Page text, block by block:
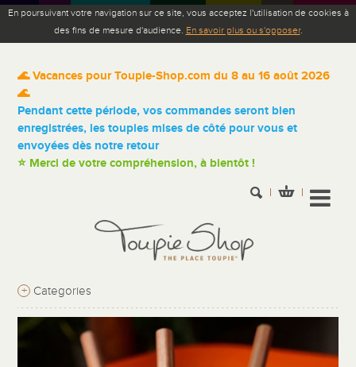
En poursuivant votre navigation sur ce site, vous acceptez l'utilisation de cookies à
des fins de mesure d'audience. En savoir plus ou s'opposer.
🌊 Vacances pour Toupie-Shop.com du 8 au 16 août 2026
🌊
Pendant cette période, vos commandes seront bien
enregistrées, les toupies mises de côté pour vous et
envoyées dès notre retour
⭐ Merci de votre compréhension, à bientôt !
+ Categories